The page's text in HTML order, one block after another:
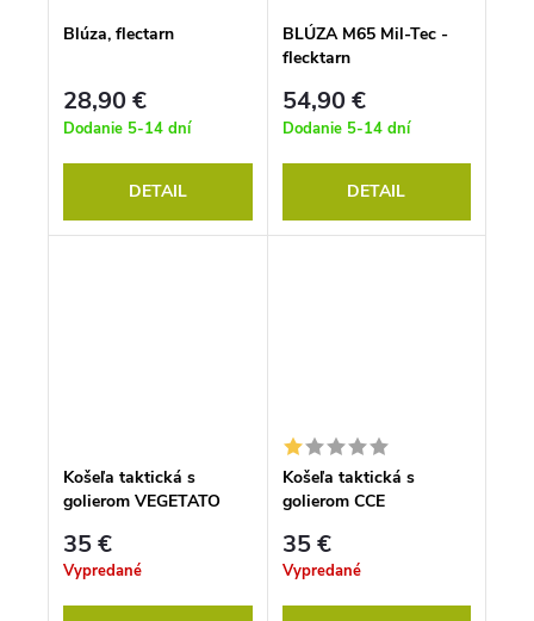
Blúza, flectarn
28,90 €
Dodanie 5-14 dní
DETAIL
BLÚZA M65 Mil-Tec -
flecktarn
54,90 €
Dodanie 5-14 dní
DETAIL
Košeľa taktická s
golierom VEGETATO
35 €
Vypredané
Košeľa taktická s
golierom CCE
35 €
Vypredané